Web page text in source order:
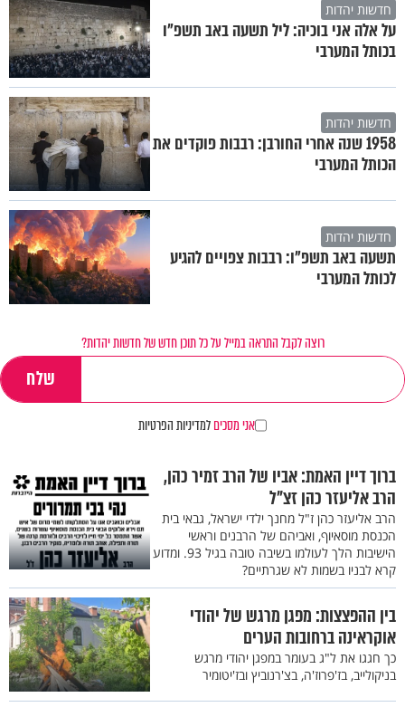
חדשות יהדות
על אלה אני בוכיה: ליל תשעה באב תשפ"ו
בכותל המערבי
חדשות יהדות
1958 שנה אחרי החורבן: רבבות פוקדים את
הכותל המערבי
חדשות יהדות
תשעה באב תשפ"ו: רבבות צפויים להגיע
לכותל המערבי
רוצה לקבל התראה במייל על כל תוכן חדש של חדשות יהדות?
אני מסכיםלמדיניות הפרטיות
ברוך דיין האמת: אביו של הרב זמיר כהן,
הרב אליעזר כהן זצ"ל
הרב אליעזר כהן ז"ל מחנך ילדי ישראל, גבאי בית
הכנסת מוסאיוף, ואביהם של הרבנים וראשי
הישיבות הלך לעולמו בשיבה טובה בגיל 93. ומדוע
קרא לבניו בשמות לא שגרתיים?
בין ההפצצות: מפגן מרגש של יהודי
אוקראינה ברחובות הערים
כך חגגו את ל"ג בעומר במפגן יהודי מרגש
בניקולייב, בז'פרוז'ה, בצ'רנוביץ ובז'יטומיר